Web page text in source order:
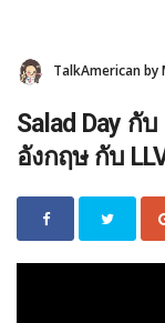
TalkAmerican by
Salad Day
อังกฤษ กับ